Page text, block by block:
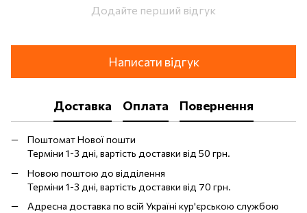
Додайте перший відгук
Написати відгук
Доставка Оплата Повернення
Поштомат Нової пошти
Терміни 1-3 дні, вартість доставки від 50 грн.
Новою поштою до відділення
Терміни 1-3 дні, вартість доставки від 70 грн.
Адресна доставка по всій Україні кур'єрською службою